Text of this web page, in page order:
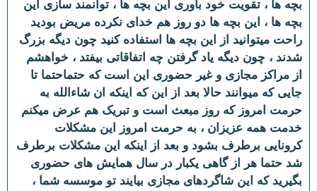
بچه ها ، تقویت خود باوری این بچه ها ، توانمند سازی این
بچه ها ، این بچه ها دو روز هم خدای نکرده مریض بودید
راحت میتوانید از این بچه ها استفاده کنید چون دیگه بزرگ
شدند ، چون دیگه یاد گرفتن چه اتفاقاتی بیفتد ، خواهشم
از مراکز مجازی و غیر حضوری این است که حتماحتما تا
جایی که میوانند حالا بعد از این که اینکه ان شاءالله به
حرمت امروز که روز مبعث است و تبریک هم عرض میکنم
خدمت همه عزیزان ، به حرمت امروز این مشکلات
کرونایی برطرف بشود و بعد از اینکه این مشکلات برطرف
شد حتما هر از گاهی یکبار در سال همایش های حضوری
بگیرید که این شاگردهای مجازی بیایند تو موسسه شما ،